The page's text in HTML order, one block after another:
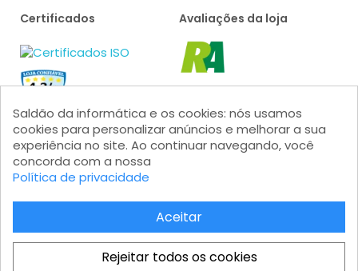
Certificados Avaliações da loja
Formas de pagamento
Saldão da informática e os cookies: nós usamos
cookies para personalizar anúncios e melhorar a sua
experiência no site. Ao continuar navegando, você
concorda com a nossa
Política de privacidade
Aceitar
Rejeitar todos os cookies